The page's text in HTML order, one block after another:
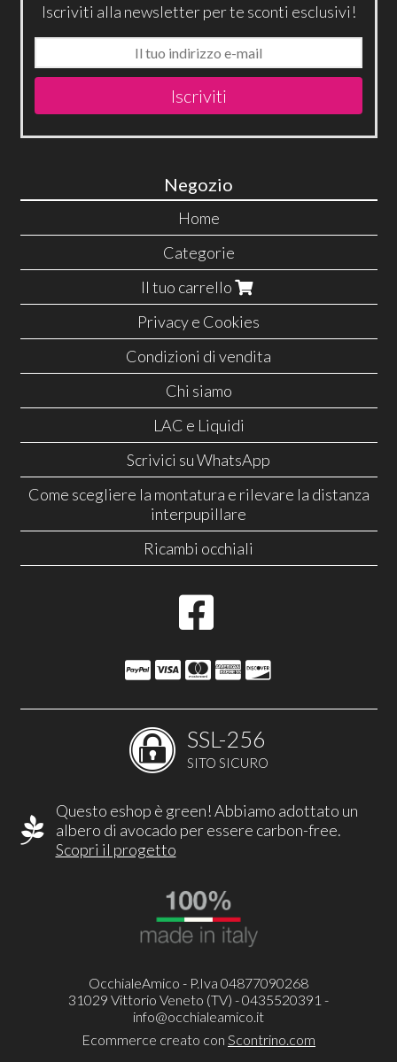
Iscriviti alla newsletter per te sconti esclusivi!
Iscriviti
Negozio
Home
Categorie
Il tuo carrello
Privacy e Cookies
Condizioni di vendita
Chi siamo
LAC e Liquidi
Scrivici su WhatsApp
Come scegliere la montatura e rilevare la distanza
interpupillare
Ricambi occhiali
SSL-256
SITO SICURO
Questo eshop è green! Abbiamo adottato un
albero di avocado per essere carbon-free.
Scopri il progetto
OcchialeAmico - P.Iva 04877090268
31029 Vittorio Veneto (TV) - 0435520391 -
info@occhialeamico.it
Ecommerce creato con Scontrino.com